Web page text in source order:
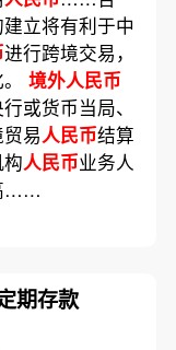
立将有利于中
进行跨境交易，
境外人民币
或货币当局、
易人民币结算
人民币业务人
……
期存款